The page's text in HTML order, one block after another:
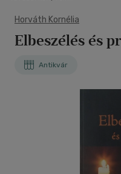
Horváth Kornélia
Elbeszélés és
Antikvár